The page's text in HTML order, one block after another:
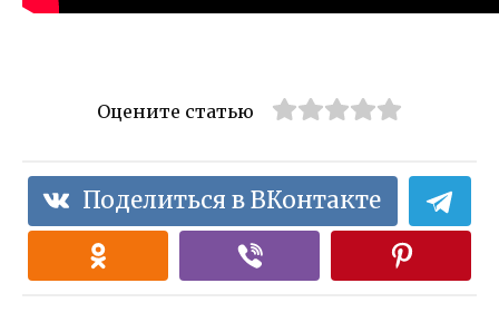
Оцените статью
Поделиться в ВКонтакте